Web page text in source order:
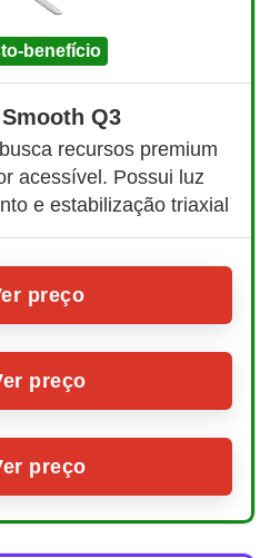
benefício
Q3
recursos premium
acessível. Possui luz
e estabilização triaxial
preço
preço
preço